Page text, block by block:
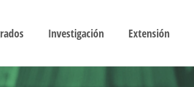
Investigación Extensión